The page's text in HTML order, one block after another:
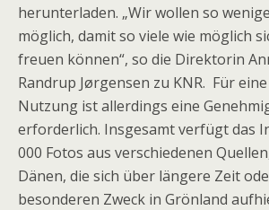
herunterladen. „Wir wollen so
möglich, damit so viele wie möglich
freuen können“, so die Direktorin
Randrup Jørgensen zu KNR. Für
Nutzung ist allerdings eine
erforderlich. Insgesamt verfügt das
000 Fotos aus verschiedenen
Dänen, die sich über längere Zeit
besonderen Zweck in Grönland